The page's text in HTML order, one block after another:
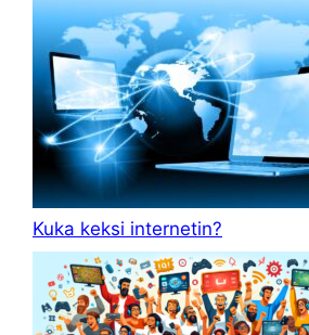
Kuka keksi internetin?